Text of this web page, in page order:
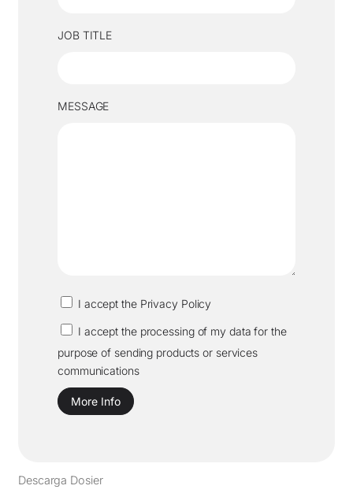
JOB TITLE
MESSAGE
I accept the Privacy Policy
I accept the processing of my data for the
purpose of sending products or services
communications
Descarga Dosier